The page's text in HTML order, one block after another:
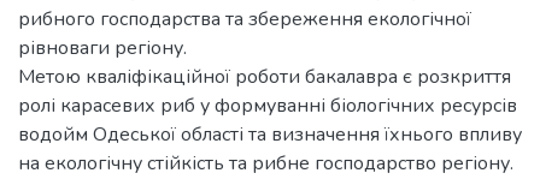
рибного господарства та збереження екологічної
рівноваги регіону.
Метою кваліфікаційної роботи бакалавра є розкриття
ролі карасевих риб у формуванні біологічних ресурсів
водойм Одеської області та визначення їхнього впливу
на екологічну стійкість та рибне господарство регіону.